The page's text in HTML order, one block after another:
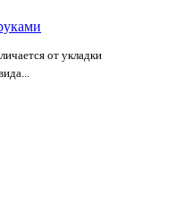
от укладки